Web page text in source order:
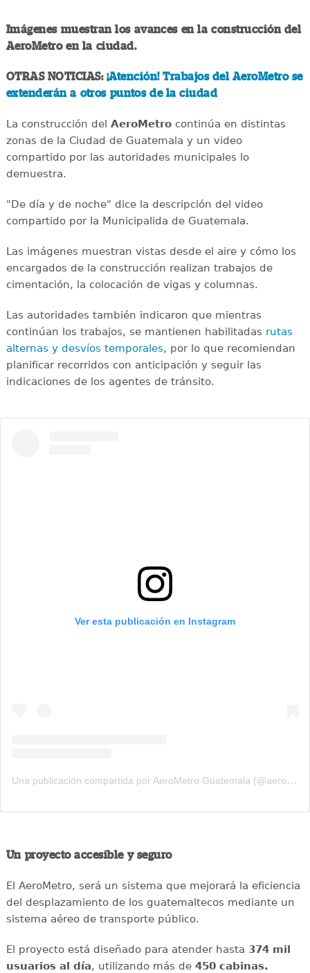
Imágenes muestran los avances en la construcción del
AeroMetro en la ciudad.
OTRAS NOTICIAS: ¡Atención! Trabajos del AeroMetro se
extenderán a otros puntos de la ciudad
La construcción del AeroMetrocontinúa en distintas
zonas de la Ciudad de Guatemala y un video
compartido por las autoridades municipales lo
demuestra.
"De día y de noche" dice la descripción del video
compartido por la Municipalida de Guatemala.
Las imágenes muestran vistas desde el aire y cómo los
encargados de la construcción realizan trabajos de
cimentación, la colocación de vigas y columnas.
Las autoridades también indicaron que mientras
continúan los trabajos, se mantienen habilitadas rutas
alternas y desvíos temporales, por lo que recomiendan
planificar recorridos con anticipación y seguir las
indicaciones de los agentes de tránsito.
Ver esta publicación en Instagram
Una publicación compartida por AeroMetro Guatemala (@aerometrogt)
Un proyecto accesible y seguro
El AeroMetro, será un sistema que mejorará la eficiencia
del desplazamiento de los guatemaltecos mediante un
sistema aéreo de transporte público.
El proyecto está diseñado para atender hasta 374 mil
usuarios al día, utilizando más de 450 cabinas.